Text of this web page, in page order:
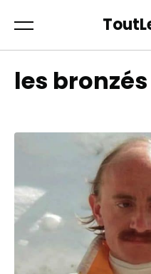
les bronzés